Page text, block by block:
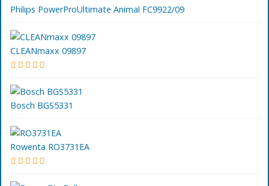
Philips PowerProUltimate Animal FC9922/09
CLEANmaxx 09897
Bosch BGS5331
Rowenta RO3731EA